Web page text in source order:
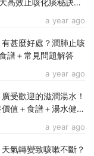
a year ago
高效止咳化痰秘訣＋
a year ago
有甚麼好處？潤肺止咳
譜＋常見問題解答
a year ago
受歡迎的滋潤湯水！
值＋食譜＋湯水健康
天氣轉變致咳嗽不斷？